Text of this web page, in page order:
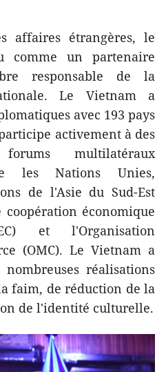
affaires étrangères, le
comme un partenaire
responsable de la
Le Vietnam a
avec 193 pays
activement à des
multilatéraux
les Nations Unies,
de l'Asie du Sud-Est
coopération économique
et l'Organisation
(OMC). Le Vietnam a
réalisations
faim, de réduction de la
de l'identité culturelle.